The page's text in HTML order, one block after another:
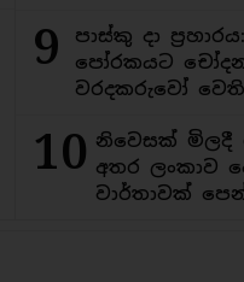
9
පාස්කු දා
පෝරකයට
වරදකරුවෝ වෙති
10 නිවෙසක් මිලදී
අතර ලංකාව
වාර්තාවක්